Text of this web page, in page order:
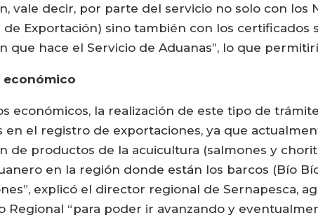
vale decir, por parte del servicio no solo con
de Exportación) sino también con los
que hace el Servicio de Aduanas”, lo que
económico
económicos, la realización de este tipo de
en el registro de exportaciones, ya que
de productos de la acuicultura (salmones y
en la región donde están los barcos (Bío
explicó el director regional de Sernapesca,
Regional “para poder ir avanzando y